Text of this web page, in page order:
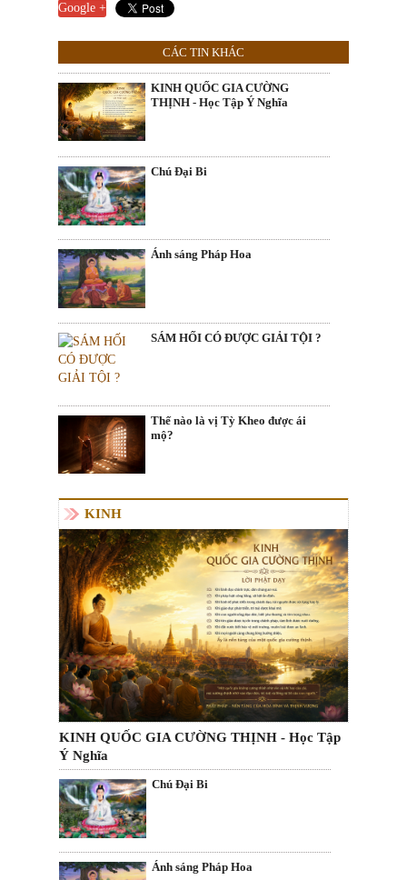
Google +
CÁC TIN KHÁC
KINH QUỐC GIA CƯỜNG
THỊNH - Học Tập Ý Nghĩa
Chú Đại Bi
Ánh sáng Pháp Hoa
SÁM HỐI CÓ ĐƯỢC GIẢI TỘI ?
Thế nào là vị Tỳ Kheo được ái
mộ?
KINH
KINH QUỐC GIA CƯỜNG THỊNH - Học Tập
Ý Nghĩa
Chú Đại Bi
Ánh sáng Pháp Hoa